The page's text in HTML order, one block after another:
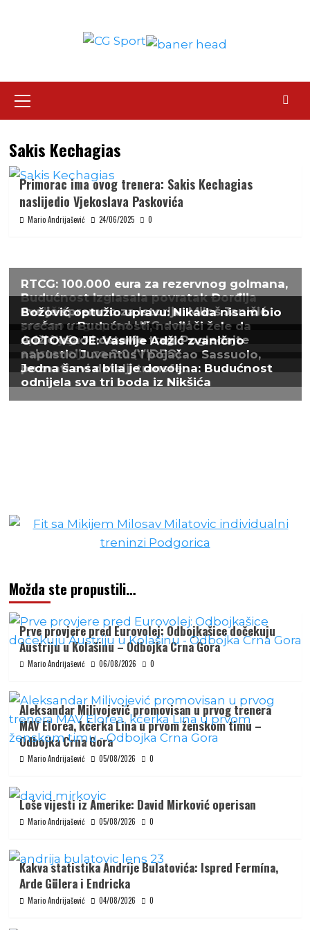
Menu
Sakis Kechagias
Primorac ima ovog trenera: Sakis Kechagias
naslijedio Vjekoslava Paskovića
Mario Andrijašević 24/06/2025 0
Možda ste propustili…
Prve provjere pred Eurovolej: Odbojkašice dočekuju
Austriju u Kolašinu – Odbojka Crna Gora
Mario Andrijašević 06/08/2026 0
Aleksandar Milivojević promovisan u prvog trenera
MAV Elorea, kćerka Lina u prvom ženskom timu –
Odbojka Crna Gora
Mario Andrijašević 05/08/2026 0
Loše vijesti iz Amerike: David Mirković operisan
Mario Andrijašević 05/08/2026 0
Kakva statistika Andrije Bulatovića: Ispred Fermína,
Arde Gülera i Endricka
Mario Andrijašević 04/08/2026 0